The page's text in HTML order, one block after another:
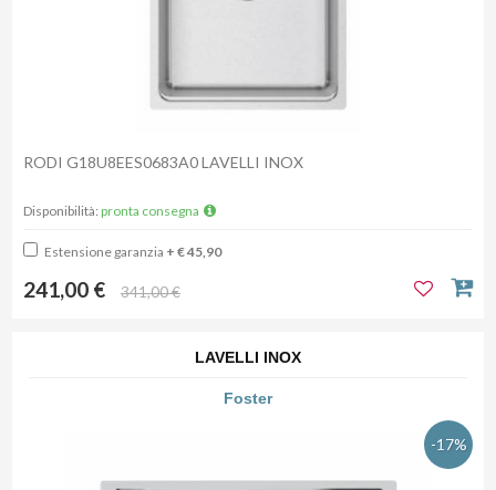
RODI G18U8EES0683A0 LAVELLI INOX
Disponibilità: pronta consegna
Estensione garanzia + € 45,90
241,00 € 341,00 €
LAVELLI INOX
Foster
-17%